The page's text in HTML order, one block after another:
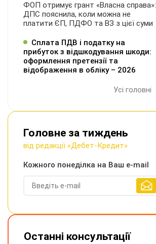
ФОП отримує грант «Власна справа»:
ДПС пояснила, коли можна не
платити ЄП, ПДФО та ВЗ з цієї суми
Сплата ПДВ і податку на
прибуток з відшкодування шкоди:
оформлення претензії та
відображення в обліку – 2026
Усі головні
Головне за тиждень
від редакції «Дебет-Кредит»
Кожного понеділка на Ваш e-mail
Останні консультації